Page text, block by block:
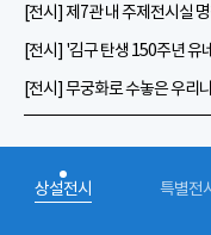
[전시] 무궁화로 수놓은 우리
상설전시 특별전